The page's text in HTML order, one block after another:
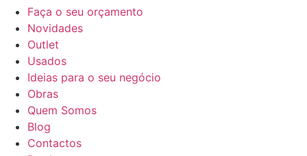
Faça o seu orçamento
Novidades
Outlet
Usados
Ideias para o seu negócio
Obras
Quem Somos
Blog
Contactos